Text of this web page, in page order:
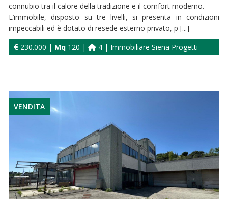
connubio tra il calore della tradizione e il comfort moderno.
L’immobile, disposto su tre livelli, si presenta in condizioni
impeccabili ed è dotato di resede esterno privato, p [...]
230.000 | Mq 120 | 4 | Immobiliare Siena Progetti
VENDITA